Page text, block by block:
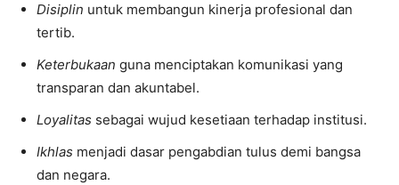
Disiplin untuk membangun kinerja profesional dan
tertib.
Keterbukaan guna menciptakan komunikasi yang
transparan dan akuntabel.
Loyalitas sebagai wujud kesetiaan terhadap institusi.
Ikhlas menjadi dasar pengabdian tulus demi bangsa
dan negara.